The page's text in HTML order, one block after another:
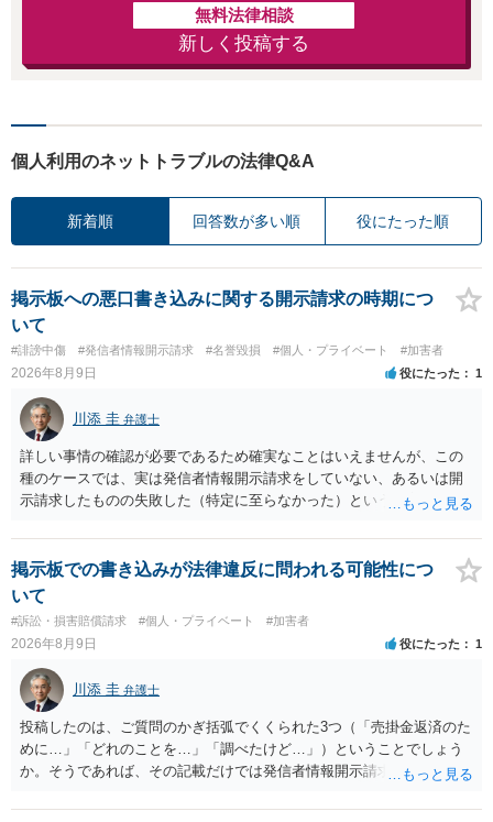
無料法律相談
新しく投稿する
個人利用のネットトラブルの法律Q&A
新着順 回答数が多い順 役にたった順
掲示板への悪口書き込みに関する開示請求の時期につ
いて
#誹謗中傷 #発信者情報開示請求 #名誉毀損 #個人・プライベート #加害者
2026年8月9日 役にたった 1
川添 圭 弁護士
詳しい事情の確認が必要であるため確実なことはいえませんが、この
種のケースでは、実は発信者情報開示請求をしていない、あるいは開
示請求したものの失敗した（特定に至らなかった）という事案が比較
な投稿をする場合にはなおさら）。
掲示板での書き込みが法律違反に問われる可能性につ
いて
#訴訟・損害賠償請求 #個人・プライベート #加害者
2026年8月9日 役にたった 1
川添 圭 弁護士
投稿したのは、ご質問のかぎ括弧でくくられた3つ（「売掛金返済のた
めに…」「どれのことを…」「調べたけど…」）ということでしょう
か。そうであれば、その記載だけでは発信者情報開示請求が認められ
ただ、「328が名誉毀損、偽計業務妨害、侮辱罪、ストーカー等に関す